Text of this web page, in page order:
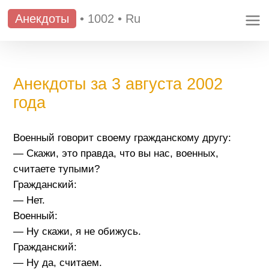
Анекдоты • 1002 • Ru
Анекдоты за 3 августа 2002
года
Военный говорит своему гражданскому другу:
— Скажи, это правда, что вы нас, военных,
считаете тупыми?
Гражданский:
— Нет.
Военный:
— Ну скажи, я не обижусь.
Гражданский:
— Ну да, считаем.